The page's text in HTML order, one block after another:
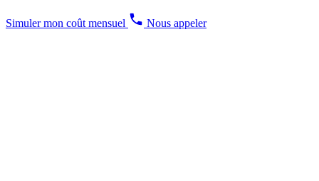
Simuler mon coût mensuel Nous appeler